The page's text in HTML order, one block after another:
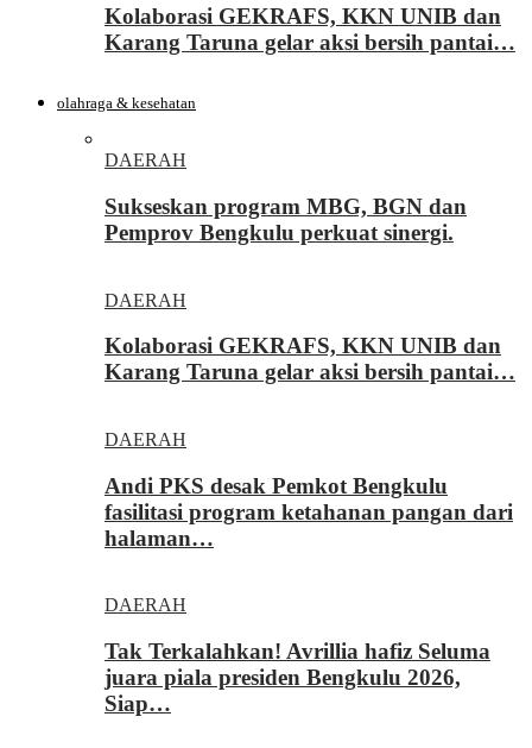
Kolaborasi GEKRAFS, KKN UNIB dan
Karang Taruna gelar aksi bersih pantai…
olahraga & kesehatan
DAERAH
Sukseskan program MBG, BGN dan
Pemprov Bengkulu perkuat sinergi.
DAERAH
Kolaborasi GEKRAFS, KKN UNIB dan
Karang Taruna gelar aksi bersih pantai…
DAERAH
Andi PKS desak Pemkot Bengkulu
fasilitasi program ketahanan pangan dari
halaman…
DAERAH
Tak Terkalahkan! Avrillia hafiz Seluma
juara piala presiden Bengkulu 2026,
Siap…